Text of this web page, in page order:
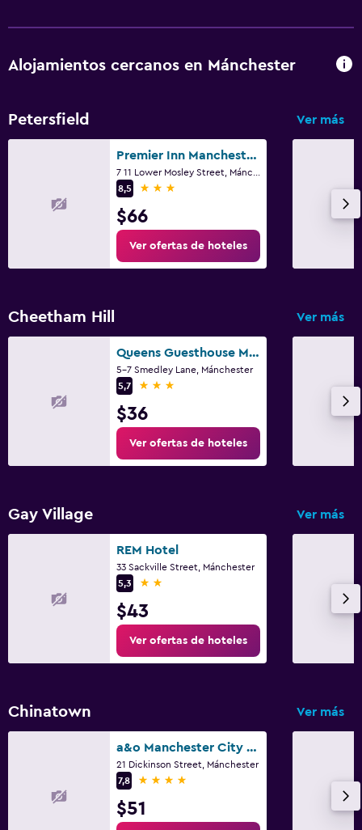
Alojamientos cercanos en Mánchester
Petersfield Ver más
Premier Inn Manchester Central
8,5
3 estrellas
$66
Ver ofertas de hoteles
Cheetham Hill Ver más
Queens Guesthouse Manchester
5-7 Smedley Lane, Mánchester
5,7
3 estrellas
$36
Ver ofertas de hoteles
Gay Village Ver más
REM Hotel
33 Sackville Street, Mánchester
5,3
2 estrellas
$43
Ver ofertas de hoteles
Chinatown Ver más
a&o Manchester City Centre
21 Dickinson Street, Mánchester
7,8
4 estrellas
$51